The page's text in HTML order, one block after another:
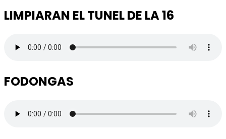
LIMPIARAN EL TUNEL DE LA 16
FODONGAS